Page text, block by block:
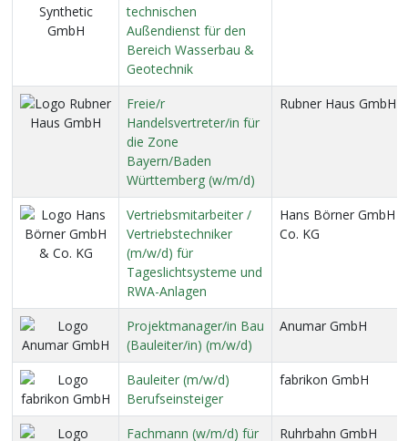
technischen
Außendienst für den
Bereich Wasserbau &
Geotechnik
Freie/r
Handelsvertreter/in für
die Zone
Bayern/Baden
Württemberg (w/m/d)
Rubner Haus GmbH
Vertriebsmitarbeiter /
Vertriebstechniker
(m/w/d) für
Tageslichtsysteme und
RWA-Anlagen
Hans Börner GmbH &
Co. KG
Projektmanager/in Bau
(Bauleiter/in) (m/w/d)
Anumar GmbH
Bauleiter (m/w/d)
Berufseinsteiger
fabrikon GmbH
Fachmann (w/m/d) für Ruhrbahn GmbH